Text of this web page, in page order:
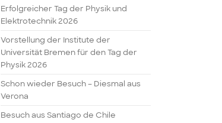
Erfolgreicher Tag der Physik und
Elektrotechnik 2026
Vorstellung der Institute der
Universität Bremen für den Tag der
Physik 2026
Schon wieder Besuch – Diesmal aus
Verona
Besuch aus Santiago de Chile